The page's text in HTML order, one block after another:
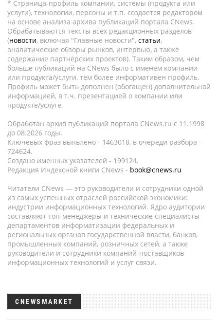
* Страница-профиль компании, системы (продукта или
услуги), технологии, персоны и т.п. создается редактором
на основе анализа архива публикаций портала CNews.
Обрабатываются тексты всех редакционных разделов
(новости, включая "Главные новости", статьи,
аналитические обзоры рынков, интервью, а также
содержание партнёрских проектов). Таким образом, чем
больше публикаций на CNews было с именем компании
или продукта/услуги, тем более информативен профиль.
Профиль может быть дополнен (обогащен) дополнительной
информацией, в т.ч. презентацией о компании или
продукте/услуге.
Обработан архив публикаций портала CNews.ru c 11.1998
до 08.2026 годы.
Ключевых фраз выявлено - 1463018, в очереди разбора -
724624.
Создано именных указателей - 199124.
Редакция Индексной книги CNews - book@cnews.ru
Читатели CNews — это руководители и сотрудники одной
из самых успешных отраслей российской экономики:
индустрии информационных технологий. Ядро аудитории
составляют топ-менеджеры и технические специалисты
департаментов информатизации федеральных и
региональных органов государственной власти, банков,
промышленных компаний, розничных сетей, а также
руководители и сотрудники компаний-поставщиков
информационных технологий и услуг связи.
CNEWSMARKET